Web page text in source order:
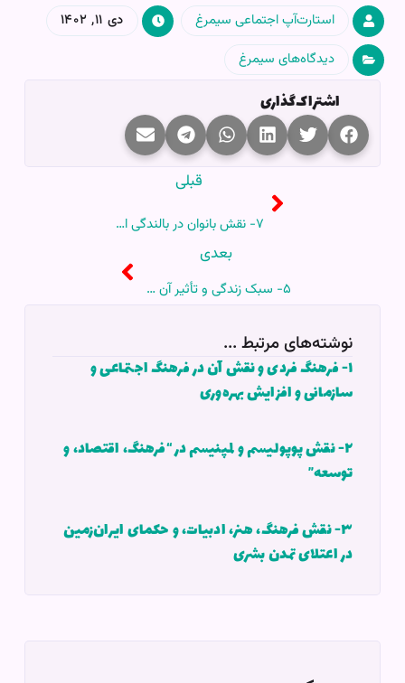
استارت‌آپ اجتماعی سیمرغ
دی ۱۱, ۱۴۰۲
دیدگاه‌های سیمرغ
اشتراک‌گذاری
قبلی
۷- نقش بانوان در بالندگی افراد، خانواده‌ها، سازمان‌ها، و جوامع
بعدی
۵- سبک زندگی و تأثیر آن در سلامتی (جسمی، ذهنی، و روانی) و رسیدن به اهداف
نوشته‌های مرتبط ...
۱- فرهنگ فردی و نقش آن در فرهنگ اجتماعی و
سازمانی و افزایش بهره‌وری
۲- نقش پوپولیسم و لمپنیسم در “فرهنگ، اقتصاد، و
توسعه”
۳- نقش فرهنگ، هنر، ادبیات، و حکمای ایران‌زمین
در اعتلای تمدن بشری